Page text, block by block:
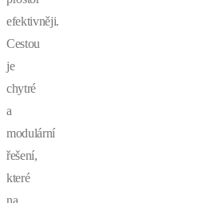
efektivněji.
Cestou
je
chytré
a
modulární
řešení,
které
na